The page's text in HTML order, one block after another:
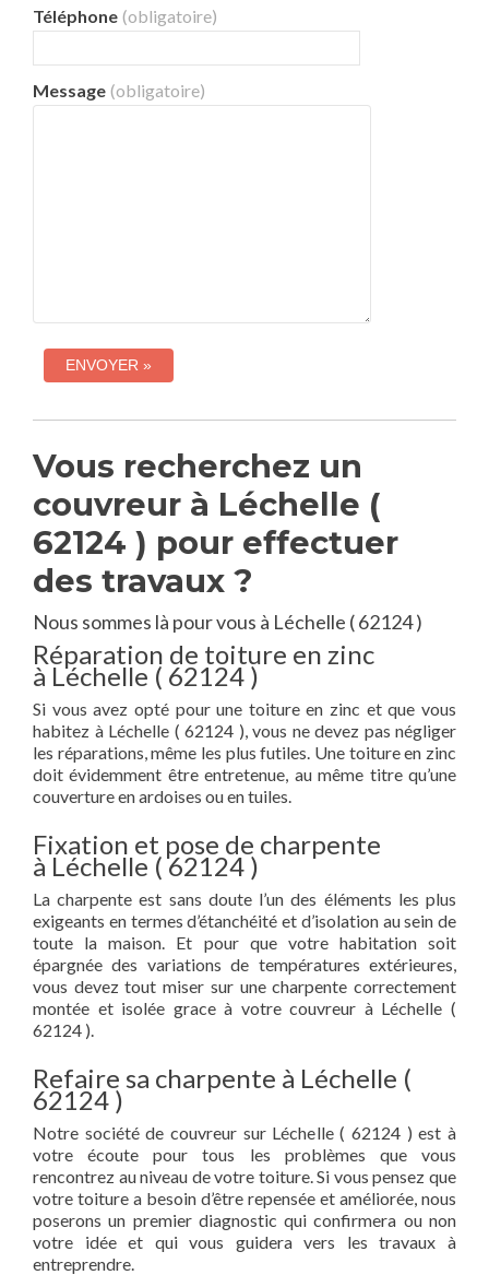
Téléphone (obligatoire)
Message (obligatoire)
Vous recherchez un
couvreur à Léchelle (
62124 ) pour effectuer
des travaux ?
Nous sommes là pour vous à Léchelle ( 62124 )
Réparation de toiture en zinc
à Léchelle ( 62124 )
Si vous avez opté pour une toiture en zinc et que vous
habitez à Léchelle ( 62124 ), vous ne devez pas négliger
les réparations, même les plus futiles. Une toiture en zinc
doit évidemment être entretenue, au même titre qu’une
couverture en ardoises ou en tuiles.
Fixation et pose de charpente
à Léchelle ( 62124 )
La charpente est sans doute l’un des éléments les plus
exigeants en termes d’étanchéité et d’isolation au sein de
toute la maison. Et pour que votre habitation soit
épargnée des variations de températures extérieures,
vous devez tout miser sur une charpente correctement
montée et isolée grace à votre couvreur à Léchelle (
62124 ).
Refaire sa charpente à Léchelle (
62124 )
Notre société de couvreur sur Léchelle ( 62124 ) est à
votre écoute pour tous les problèmes que vous
rencontrez au niveau de votre toiture. Si vous pensez que
votre toiture a besoin d’être repensée et améliorée, nous
poserons un premier diagnostic qui confirmera ou non
votre idée et qui vous guidera vers les travaux à
entreprendre.